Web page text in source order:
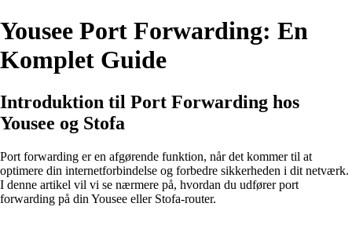
Yousee Port Forwarding: En
Komplet Guide
Introduktion til Port Forwarding hos
Yousee og Stofa
Port forwarding er en afgørende funktion, når det kommer til at
optimere din internetforbindelse og forbedre sikkerheden i dit netværk.
I denne artikel vil vi se nærmere på, hvordan du udfører port
forwarding på din Yousee eller Stofa-router.